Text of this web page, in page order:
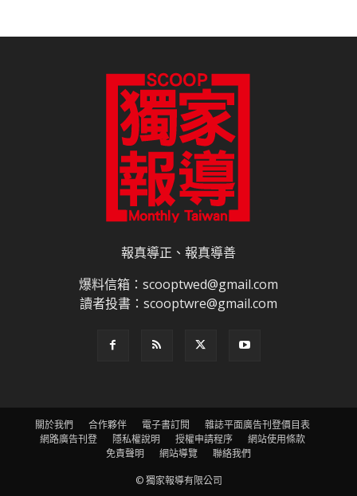
報真導正、報真導善
爆料信箱：scooptwed@gmail.com
讀者投書：scooptwre@gmail.com
關於我們 合作夥伴 電子書訂閱
雜誌平面廣告刊登價目表
網路廣告刊登
隱私權說明 授權申請程序
網站使用條款
免責聲明
網站導覽
聯絡我們
© 獨家報導有限公司